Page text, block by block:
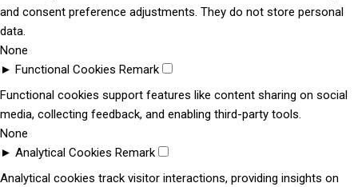
and consent preference adjustments. They do not store personal
data.
None
► Functional Cookies Remark
Functional cookies support features like content sharing on social
media, collecting feedback, and enabling third-party tools.
None
► Analytical Cookies Remark
Analytical cookies track visitor interactions, providing insights on